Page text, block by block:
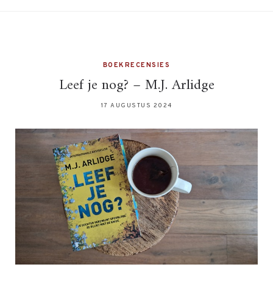
BOEKRECENSIES
Leef je nog? – M.J. Arlidge
17 AUGUSTUS 2024